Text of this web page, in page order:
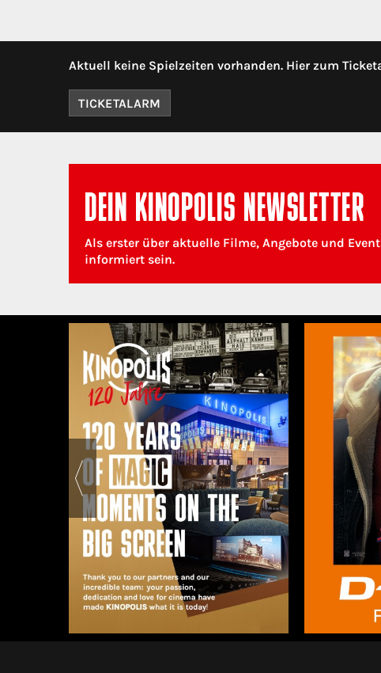
Aktuell keine Spielzeiten vorhanden. Hier zum
TICKETALARM
DEIN KINOPOLIS NEWSLETTER
Als erster über aktuelle Filme, Angebote und
informiert sein.